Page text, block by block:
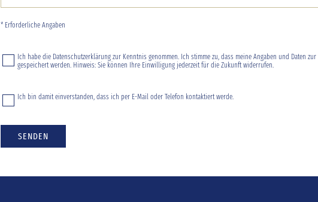
* Erforderliche Angaben
Ich habe die Datenschutzerklärung zur Kenntnis genommen. Ich stimme zu, dass meine Angaben und Daten
gespeichert werden. Hinweis: Sie können Ihre Einwilligung jederzeit für die Zukunft widerrufen.
Ich bin damit einverstanden, dass ich per E-Mail oder Telefon kontaktiert werde.
SENDEN